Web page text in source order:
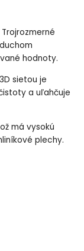
Trojrozmerné
hodnoty.
sietou je
a uľahčuje
má vysokú
plechy.